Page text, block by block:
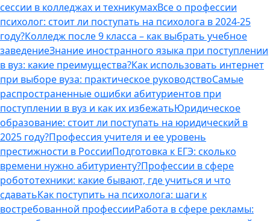
сессии в колледжах и техникумахВсе о профессии
психолог: стоит ли поступать на психолога в 2024-25
году?Колледж после 9 класса – как выбрать учебное
заведениеЗнание иностранного языка при поступлении
в вуз: какие преимущества?Как использовать интернет
при выборе вуза: практическое руководствоСамые
распространенные ошибки абитуриентов при
поступлении в вуз и как их избежатьЮридическое
образование: стоит ли поступать на юридический в
2025 году?Профессия учителя и ее уровень
престижности в РоссииПодготовка к ЕГЭ: сколько
времени нужно абитуриенту?Профессии в сфере
робототехники: какие бывают, где учиться и что
сдаватьКак поступить на психолога: шаги к
востребованной профессииРабота в сфере рекламы: